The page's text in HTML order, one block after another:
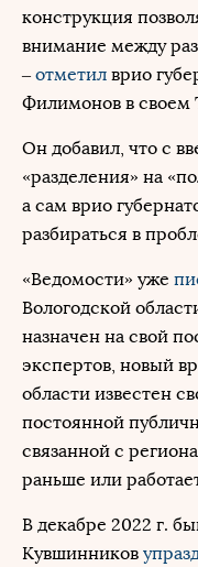
конструкция
внимание между
– отметил врио
Филимонов в своем
Он добавил, что с
«разделения» на
а сам врио
разбираться в
«Ведомости» уже
Вологодской
назначен на свой
экспертов, новый
области известен
постоянной
связанной с
раньше или
В декабре 2022 г.
Кувшинников